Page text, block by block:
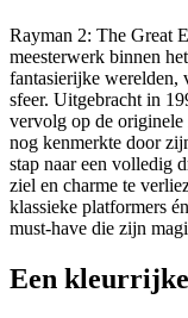
Rayman 2: The Great
meesterwerk binnen
fantasierijke werelden,
sfeer. Uitgebracht in
vervolg op de originele
nog kenmerkte door
stap naar een volledig
ziel en charme te
klassieke platformers
must-have die zijn
Een